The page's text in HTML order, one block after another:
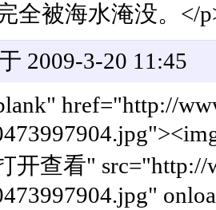
全被海水淹没。</
2009-3-20 11:45
href="http://
开查看" src="http://